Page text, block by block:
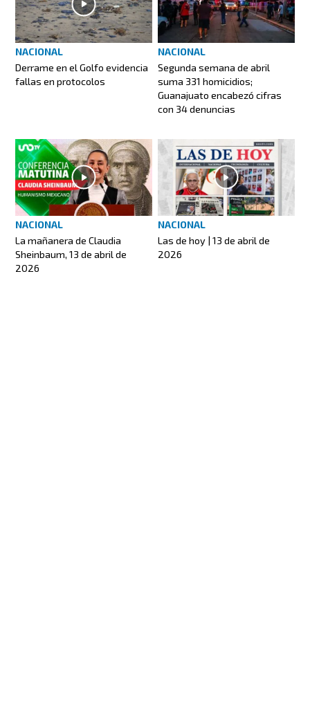
NACIONAL
Derrame en el Golfo evidencia
fallas en protocolos
NACIONAL
Segunda semana de abril
suma 331 homicidios;
Guanajuato encabezó cifras
con 34 denuncias
NACIONAL
La mañanera de Claudia
Sheinbaum, 13 de abril de
2026
NACIONAL
Las de hoy | 13 de abril de
2026